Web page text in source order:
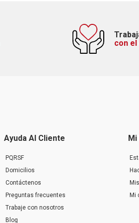
con
Ayuda Al Cliente
PQRSF
Domicilios
Contáctenos
Preguntas frecuentes
Trabaje con nosotros
Blog
Mi
Mi